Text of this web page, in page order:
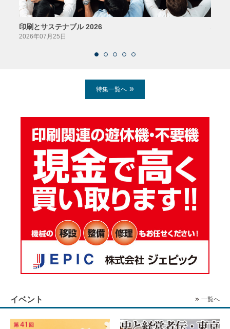
印刷とサステナブル 2026
2026年07月25日
特集一覧へ
イベント 一覧へ